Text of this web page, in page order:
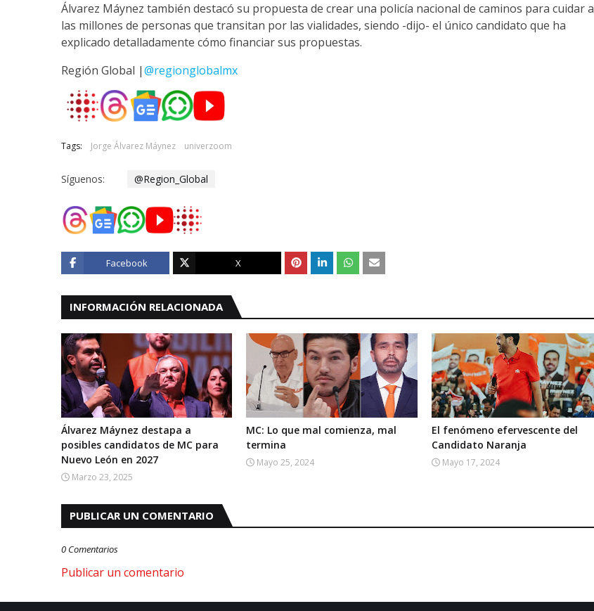
Álvarez Máynez también destacó su propuesta de crear una policía nacional de caminos para cuidar a
las millones de personas que transitan por las vialidades, siendo -dijo- el único candidato que ha
explicado detalladamente cómo financiar sus propuestas.
Región Global |@regionglobalmx
Tags: Jorge Álvarez Máynez univerzoom
Síguenos: @Region_Global
Facebook X
INFORMACIÓN RELACIONADA
Álvarez Máynez destapa a
posibles candidatos de MC para
Nuevo León en 2027
Marzo 23, 2025
MC: Lo que mal comienza, mal
termina
Mayo 25, 2024
El fenómeno efervescente del
Candidato Naranja
Mayo 17, 2024
PUBLICAR UN COMENTARIO
0 Comentarios
Publicar un comentario